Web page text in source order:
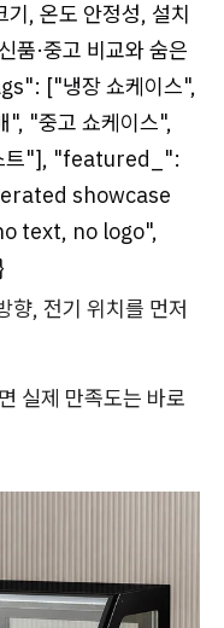
, 온도 안정성, 설치
품·중고 비교와 숨은
["냉장 쇼케이스",
", "중고 쇼케이스",
트"], "featured_":
showcase
text, no logo",
향, 전기 위치를 먼저
실제 만족도는 바로